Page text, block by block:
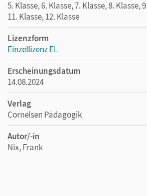
5. Klasse, 6. Klasse, 7. Klasse, 8. Klasse,
11. Klasse, 12. Klasse
Lizenzform
Einzellizenz EL
Erscheinungsdatum
14.08.2024
Verlag
Cornelsen Pädagogik
Autor/-in
Nix, Frank